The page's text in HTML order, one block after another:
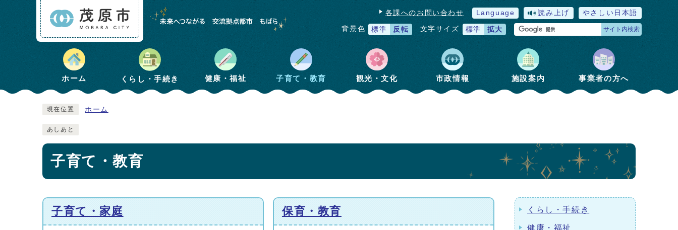
各課へのお問い合わせ Language 読み上げ やさしい日本語
背景色 標準 反転 文字サイズ 標準 拡大 サイト内検索
ホーム くらし・手続き 健康・福祉 子育て・教育 観光・文化 市政情報 施設案内 事業者の方へ
現在位置 ホーム
あしあと
子育て・教育
子育て・家庭 保育・教育 くらし・手続き
健康・福祉